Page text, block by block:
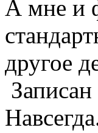
А мне и
другое
Записан